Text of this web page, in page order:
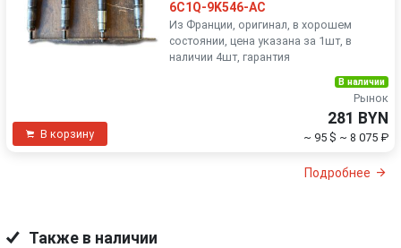
6C1Q-9K546-AC
Из Франции, оригинал, в хорошем
состоянии, цена указана за 1шт, в
наличии 4шт, гарантия
В корзину
В наличии
Рынок
281 BYN
~ 95 $ ~ 8 075 ₽
Подробнее
Также в наличии